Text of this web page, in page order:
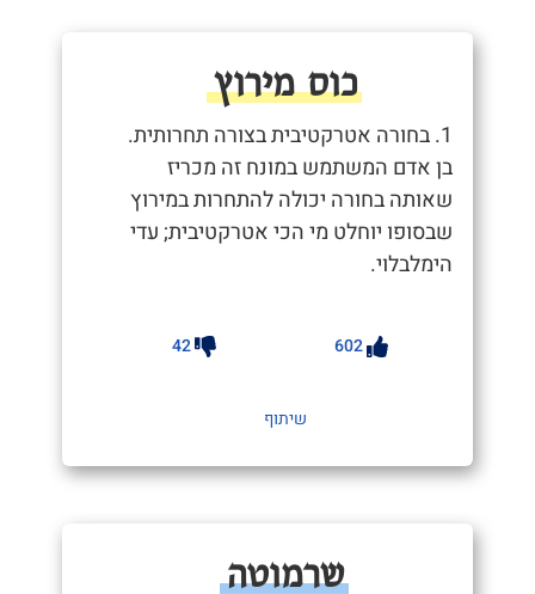
כוס מירוץ
1. בחורה אטרקטיבית בצורה תחרותית.
בן אדם המשתמש במונח זה מכריז
שאותה בחורה יכולה להתחרות במירוץ
שבסופו יוחלט מי הכי אטרקטיבית; עדי
הימלבלוי.
602
42
שיתוף
שרמוטה